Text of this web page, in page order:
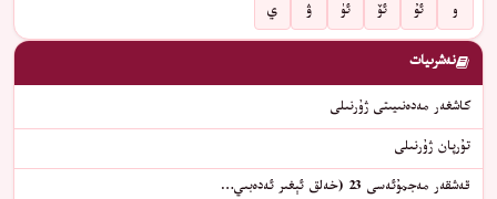
و
ئۇ ئۆ ئۈ ۋ ي
نەشرىيات
كاشغەر مەدەنىيىتى ژۇرنىلى
تۇرپان ژۇرنىلى
قەشقەر مەجمۇئەسى 23 (خەلق ئېغىر ئەدەبىي…